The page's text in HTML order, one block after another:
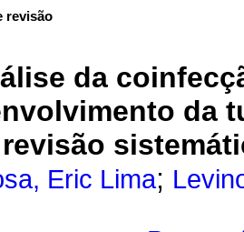
revisão
da
da
Eric Lima;